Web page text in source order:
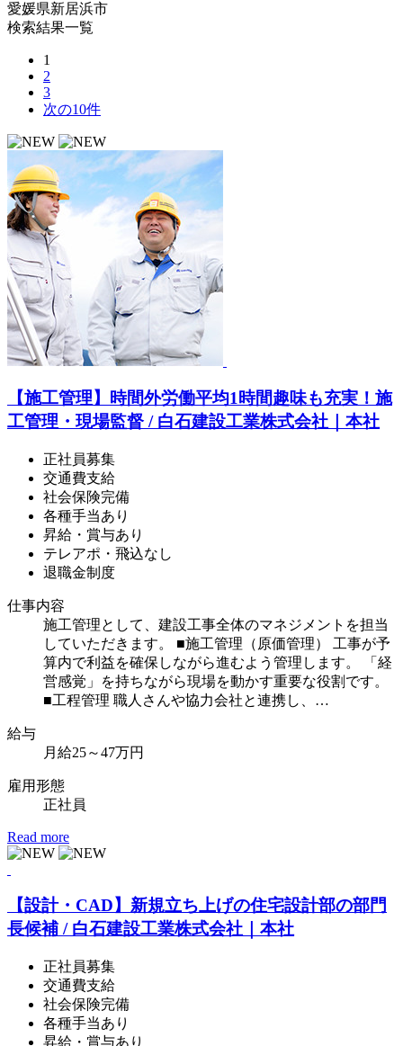
愛媛県新居浜市
検索結果一覧
1
2
3
次の10件
【施工管理】時間外労働平均1時間趣味も充実！施
工管理・現場監督 / 白石建設工業株式会社｜本社
正社員募集
交通費支給
社会保険完備
各種手当あり
昇給・賞与あり
テレアポ・飛込なし
退職金制度
仕事内容
施工管理として、建設工事全体のマネジメントを担当
していただきます。 ■施工管理（原価管理） 工事が予
算内で利益を確保しながら進むよう管理します。 「経
営感覚」を持ちながら現場を動かす重要な役割です。
■工程管理 職人さんや協力会社と連携し、…
給与
月給25～47万円
雇用形態
正社員
Read more
【設計・CAD】新規立ち上げの住宅設計部の部門
長候補 / 白石建設工業株式会社｜本社
正社員募集
交通費支給
社会保険完備
各種手当あり
昇給・賞与あり